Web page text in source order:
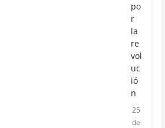
po
r
la
re
vol
uc
ió
n
25
de